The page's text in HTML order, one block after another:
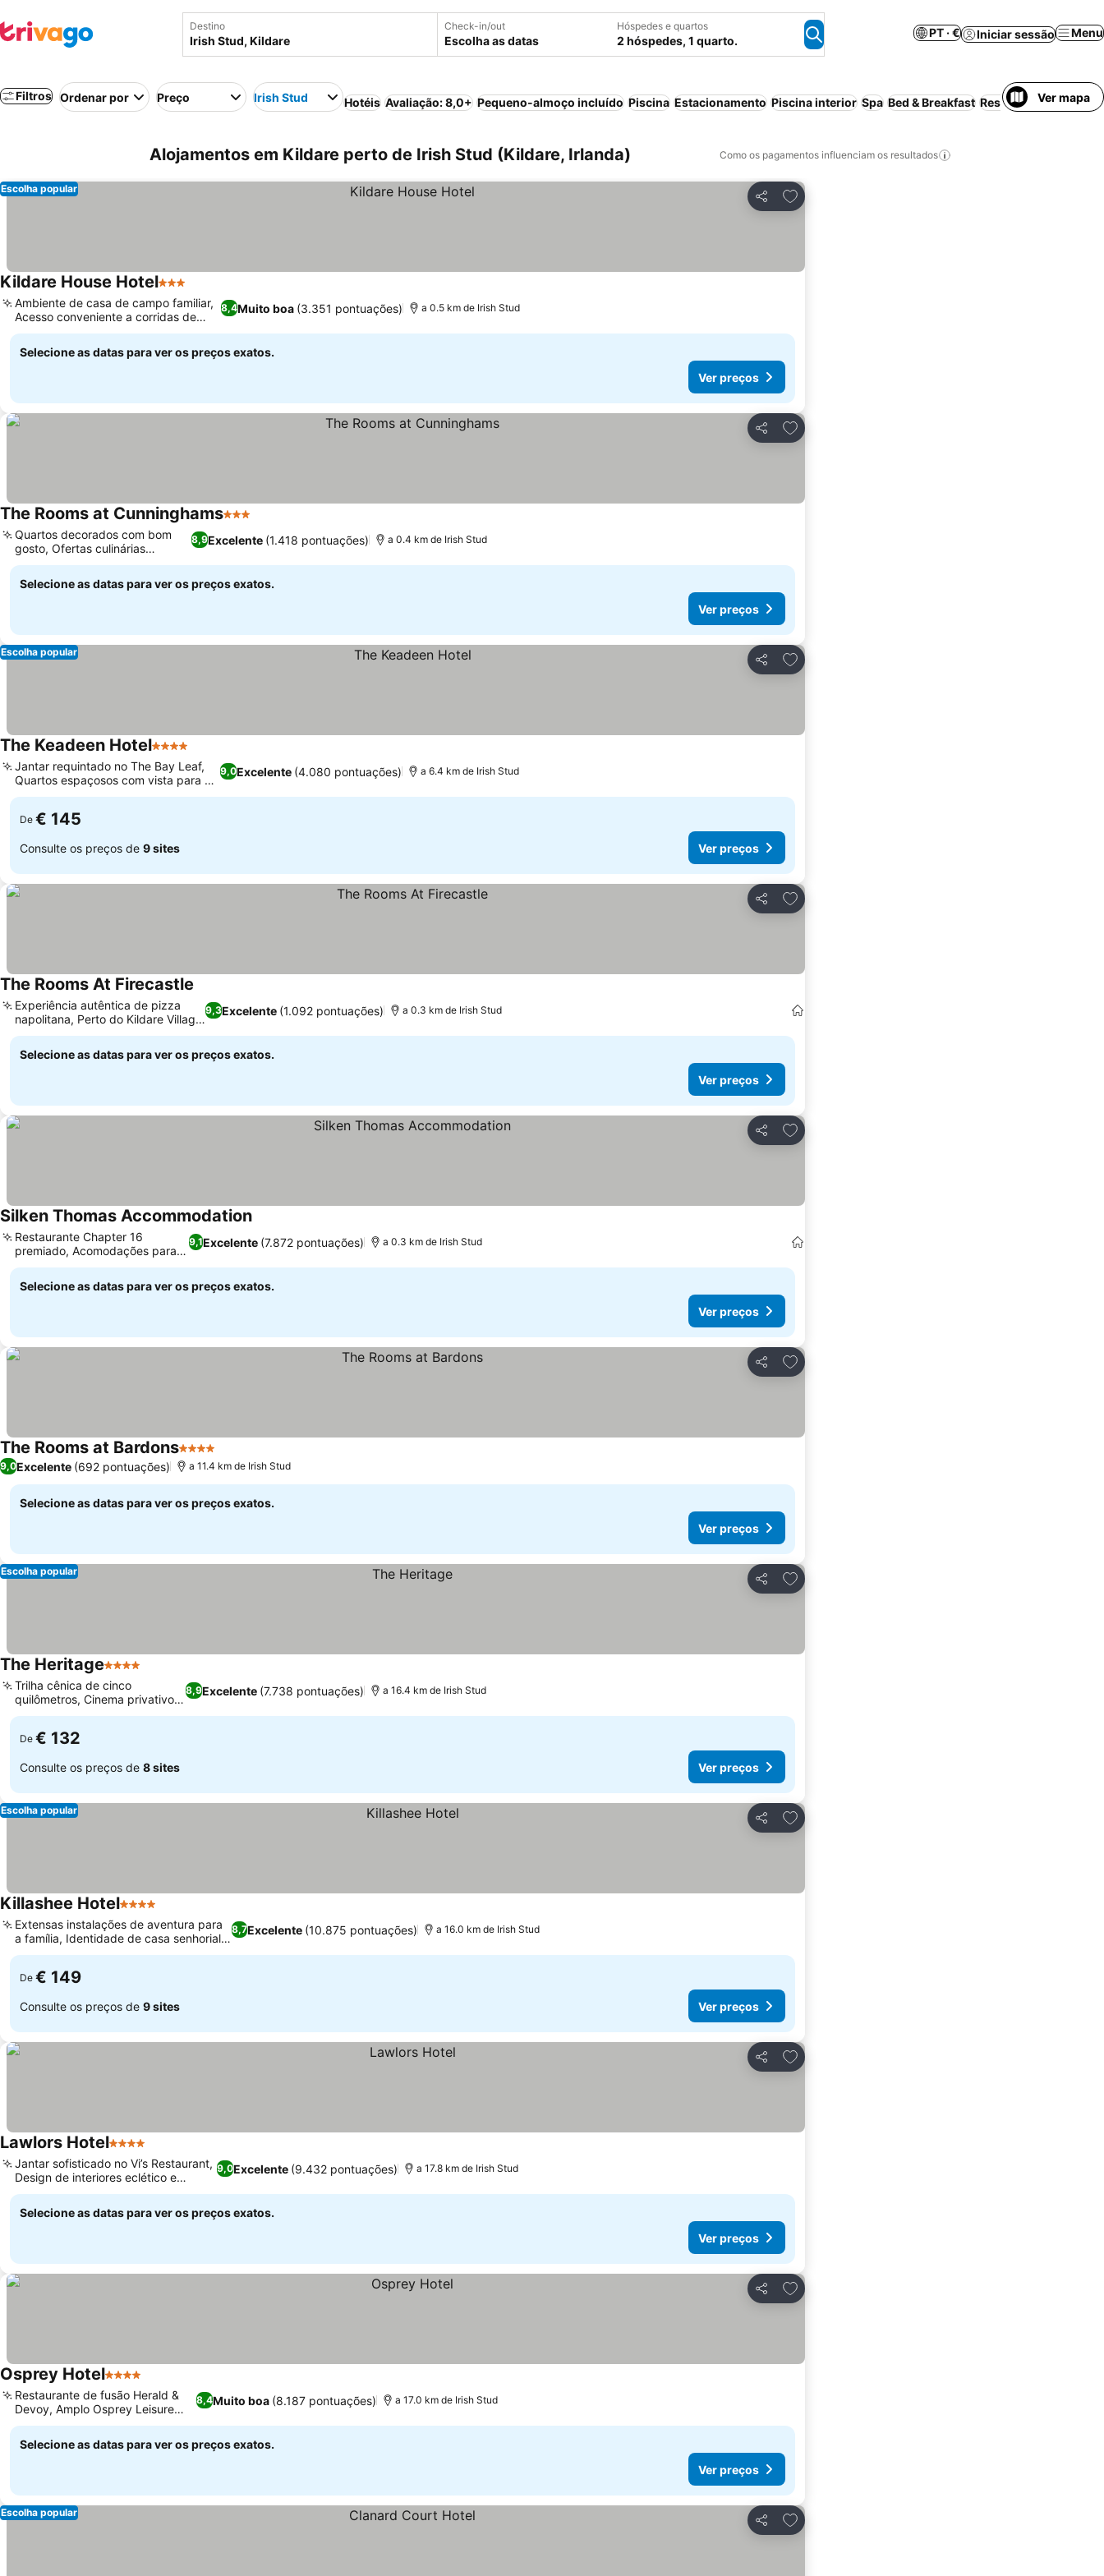
Destino Check-in/out
Escolha as datas
Hóspedes e quartos
2 hóspedes, 1 quarto.
PT · € Iniciar sessão Menu
Filtros Ordenar por Preço Irish Stud Hotéis Avaliação: 8,0+ Pequeno-almoço incluído Piscina Estacionamento Piscina interior Spa Bed & Breakfast Resort Ver mapa
Alojamentos em Kildare perto de Irish Stud (Kildare, Irlanda) Como os pagamentos influenciam os resultados
Partilhar
Adicionar aos favoritos
Escolha popular
Kildare House Hotel3 Estrelas
8,4Muito boa (3.351 pontuações)
Ambiente de casa de campo familiar,
Acesso conveniente a corridas de
cavalos
a 0.5 km de Irish Stud
Selecione as datas para ver os preços exatos.
Ver preços
Partilhar
Adicionar aos favoritos
The Rooms at Cunninghams3 Estrelas
8,9Excelente (1.418 pontuações)
Quartos decorados com bom
gosto, Ofertas culinárias
diversas
a 0.4 km de Irish Stud
Selecione as datas para ver os preços exatos.
Ver preços
Partilhar
Adicionar aos favoritos
Escolha popular
The Keadeen Hotel4 Estrelas
9,0Excelente (4.080 pontuações)
Jantar requintado no The Bay Leaf,
Quartos espaçosos com vista para o
jardim
a 6.4 km de Irish Stud
De € 145
Consulte os preços de 9 sites Ver preços
Partilhar
Adicionar aos favoritos
The Rooms At Firecastle
9,3Excelente (1.092 pontuações)
Experiência autêntica de pizza
napolitana, Perto do Kildare Village
Outlet
a 0.3 km de Irish Stud
Selecione as datas para ver os preços exatos.
Ver preços
Partilhar
Adicionar aos favoritos
Silken Thomas Accommodation
9,1Excelente (7.872 pontuações)
Restaurante Chapter 16
premiado, Acomodações para a
família
a 0.3 km de Irish Stud
Selecione as datas para ver os preços exatos.
Ver preços
Partilhar
Adicionar aos favoritos
The Rooms at Bardons4 Estrelas
9,0Excelente (692 pontuações) a 11.4 km de Irish Stud
Selecione as datas para ver os preços exatos.
Ver preços
Partilhar
Adicionar aos favoritos
Escolha popular
The Heritage4 Estrelas
8,9Excelente (7.738 pontuações)
Trilha cênica de cinco
quilômetros, Cinema privativo
no local
a 16.4 km de Irish Stud
De € 132
Consulte os preços de 8 sites Ver preços
Partilhar
Adicionar aos favoritos
Escolha popular
Killashee Hotel4 Estrelas
8,7Excelente (10.875 pontuações)
Extensas instalações de aventura para
a família, Identidade de casa senhorial
vitoriana
a 16.0 km de Irish Stud
De € 149
Consulte os preços de 9 sites Ver preços
Partilhar
Adicionar aos favoritos
Lawlors Hotel4 Estrelas
9,0Excelente (9.432 pontuações)
Jantar sofisticado no Vi’s Restaurant,
Design de interiores eclético e
boutique
a 17.8 km de Irish Stud
Selecione as datas para ver os preços exatos.
Ver preços
Partilhar
Adicionar aos favoritos
Osprey Hotel4 Estrelas
8,4Muito boa (8.187 pontuações)
Restaurante de fusão Herald &
Devoy, Amplo Osprey Leisure
Club
a 17.0 km de Irish Stud
Selecione as datas para ver os preços exatos.
Ver preços
Partilhar
Adicionar aos favoritos
Escolha popular